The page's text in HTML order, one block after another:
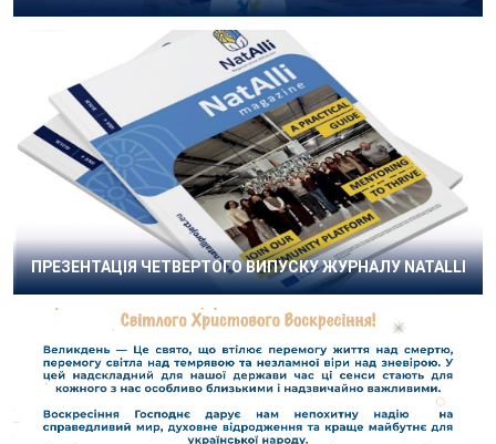
ПРЕЗЕНТАЦІЯ ЧЕТВЕРТОГО ВИПУСКУ ЖУРНАЛУ NATALLI